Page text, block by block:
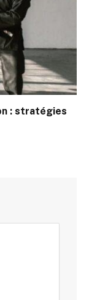
: stratégies